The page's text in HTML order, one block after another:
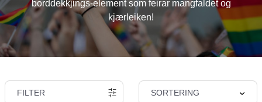
borddekkjings-element som feirar mangfaldet og
kjærleiken!
FILTER SORTERING